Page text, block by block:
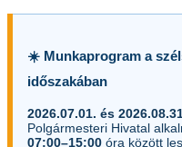
☀️ Munkaprogram a
időszakában
2026.07.01. és
Polgármesteri Hivatal
07:00–15:00 óra között